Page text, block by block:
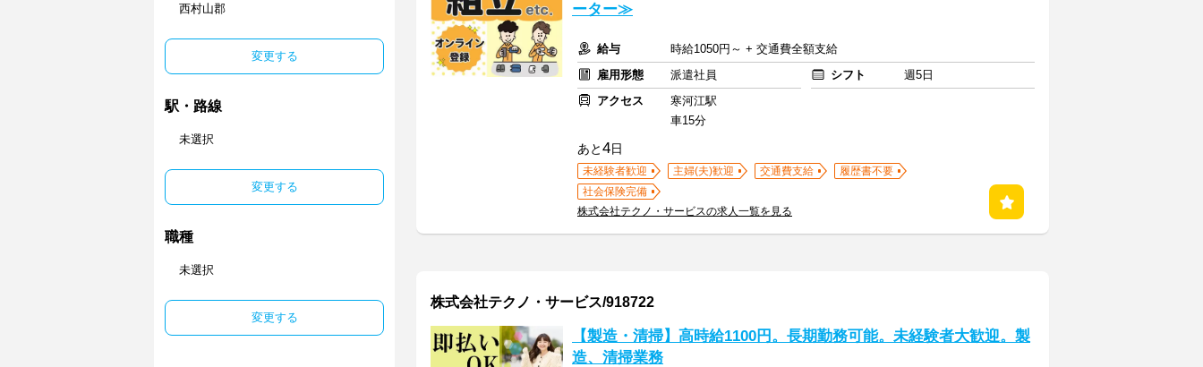
西村山郡
変更する
駅・路線
未選択
変更する
職種
未選択
変更する
ーター≫
給与
時給1050円～ + 交通費全額支給
雇用形態
派遣社員 シフト
週5日
アクセス
寒河江駅
車15分
あと4日
未経験者歓迎 主婦(夫)歓迎 交通費支給
履歴書不要
社会保険完備
株式会社テクノ・サービスの求人一覧を見る
株式会社テクノ・サービス/918722
【製造・清掃】高時給1100円。長期勤務可能。未経験者大歓迎。製
造、清掃業務